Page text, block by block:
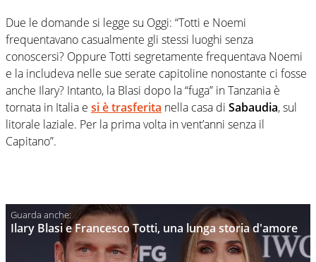
Due le domande si legge su Oggi: “Totti e Noemi
frequentavano casualmente gli stessi luoghi senza
conoscersi? Oppure Totti segretamente frequentava Noemi
e la includeva nelle sue serate capitoline nonostante ci fosse
anche Ilary? Intanto, la Blasi dopo la “fuga” in Tanzania è
tornata in Italia e si è trasferita nella casa di Sabaudia, sul
litorale laziale. Per la prima volta in vent’anni senza il
Capitano”.
Ilary Blasi e Francesco Totti, una lunga storia d'amore